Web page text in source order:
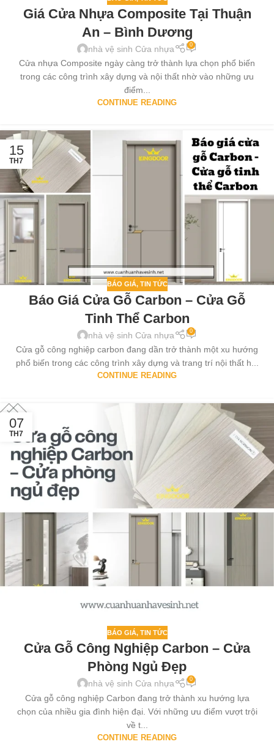
Giá Cửa Nhựa Composite Tại Thuận
An – Bình Dương
nhà vệ sinh Cửa nhựa 0
Cửa nhựa Composite ngày càng trở thành lựa chọn phổ biến
trong các công trình xây dựng và nội thất nhờ vào những ưu
điểm...
CONTINUE READING
15
TH7
BÁO GIÁ, TIN TỨC
Báo Giá Cửa Gỗ Carbon – Cửa Gỗ
Tinh Thể Carbon
nhà vệ sinh Cửa nhựa 0
Cửa gỗ công nghiệp carbon đang dần trở thành một xu hướng
phổ biến trong các công trình xây dựng và trang trí nội thất h...
CONTINUE READING
07
TH7
BÁO GIÁ, TIN TỨC
Cửa Gỗ Công Nghiệp Carbon – Cửa
Phòng Ngủ Đẹp
nhà vệ sinh Cửa nhựa 0
Cửa gỗ công nghiệp Carbon đang trở thành xu hướng lựa
chọn của nhiều gia đình hiện đại. Với những ưu điểm vượt trội
về t...
CONTINUE READING